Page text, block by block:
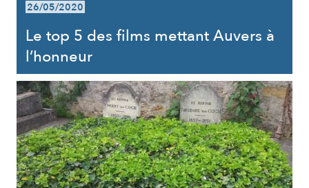
26/05/2020
Le top 5 des films mettant Auvers à
l’honneur